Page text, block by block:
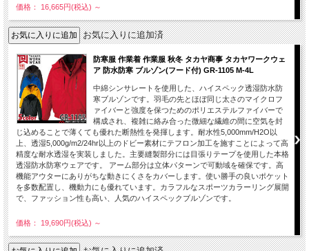
価格： 16,665円(税込) ～
お気に入りに追加済
防寒服 作業着 作業服 秋冬 タカヤ商事 タカヤワークウェ
ア 防水防寒 ブルゾン(フード付) GR-1105 M-4L
中綿シンサレートを使用した、ハイスペック透湿防水防
寒ブルゾンです。羽毛の先とほぼ同じ太さのマイクロフ
ァイバーと強度を保つためのポリエステルファイバーで
構成され、複雑に絡み合った微細な繊維の間に空気を封
じ込めることで薄くても優れた断熱性を発揮します。耐水性5,000mm/H2O以
上、透湿5,000g/m2/24hr以上のドビー素材にテフロン加工を施すことによって高
精度な耐水透湿を実装しました。主要縫製部分には目張りテープを使用した本格
透湿防水防寒ウェアです。 アーム部分は立体パターンで可動域を確保です。高
機能アウターにありがちな動きにくさをカバーします。使い勝手の良いポケット
を多数配置し、機動力にも優れています。カラフルなスポーツカラーリング展開
で、ファッション性も高い、人気のハイスペックブルゾンです。
価格： 19,690円(税込) ～